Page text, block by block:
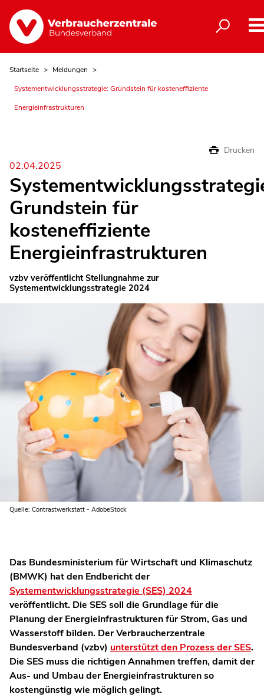
Startseite
Meldungen
Systementwicklungsstrategie: Grundstein für kosteneffiziente
Energieinfrastrukturen
Drucken
02.04.2025
Grundstein für
kosteneffiziente
Energieinfrastrukturen
vzbv veröffentlicht Stellungnahme zur
Systementwicklungsstrategie 2024
Quelle: Contrastwerkstatt - AdobeStock
Das Bundesministerium für Wirtschaft und Klimaschutz
(BMWK) hat den Endbericht der
Systementwicklungsstrategie (SES) 2024
veröffentlicht. Die SES soll die Grundlage für die
Planung der Energieinfrastrukturen für Strom, Gas und
Wasserstoff bilden. Der Verbraucherzentrale
Bundesverband (vzbv) unterstützt den Prozess der SES.
Die SES muss die richtigen Annahmen treffen, damit der
Aus- und Umbau der Energieinfrastrukturen so
kostengünstig wie möglich gelingt.